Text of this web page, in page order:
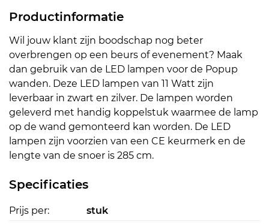
Productinformatie
Wil jouw klant zijn boodschap nog beter
overbrengen op een beurs of evenement? Maak
dan gebruik van de LED lampen voor de Popup
wanden. Deze LED lampen van 11 Watt zijn
leverbaar in zwart en zilver. De lampen worden
geleverd met handig koppelstuk waarmee de lamp
op de wand gemonteerd kan worden. De LED
lampen zijn voorzien van een CE keurmerk en de
lengte van de snoer is 285 cm.
Specificaties
Prijs per:
stuk